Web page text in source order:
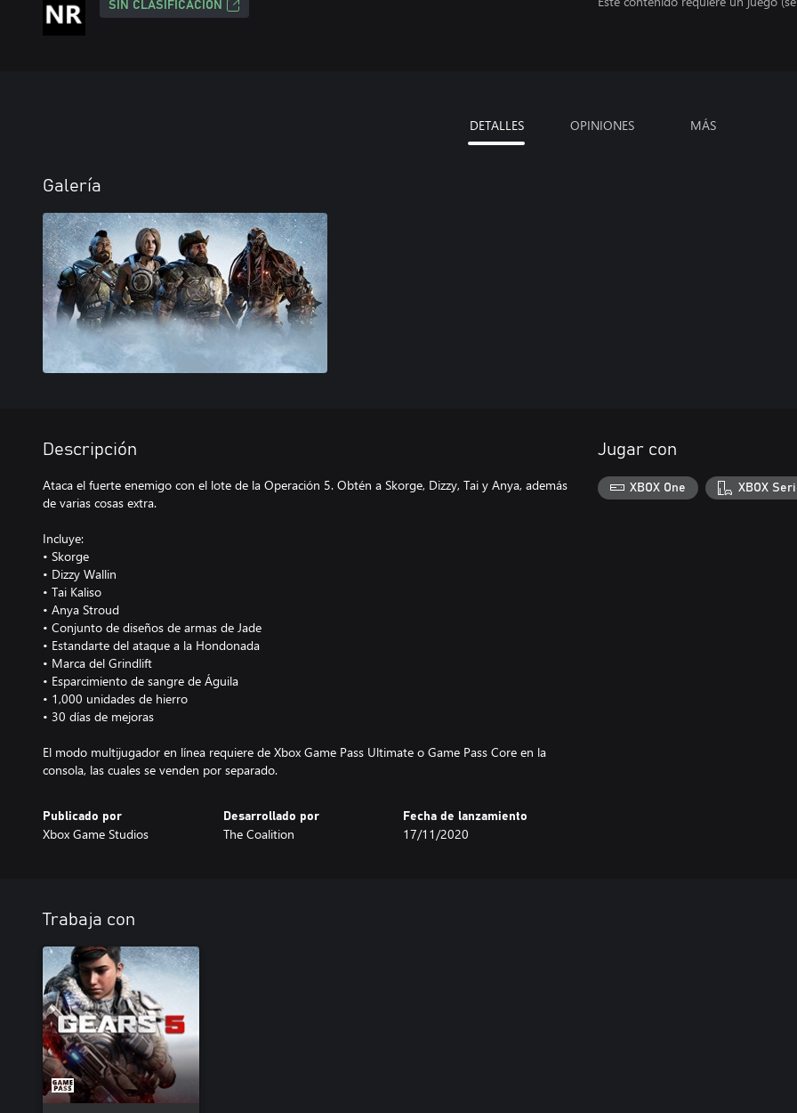
SIN CLASIFICACIÓN
DETALLES OPINIONES MÁS
Galería
Descripción
Ataca el fuerte enemigo con el lote de la Operación 5. Obtén a Skorge, Dizzy, Tai y Anya, además
de varias cosas extra.
Incluye:
• Skorge
• Dizzy Wallin
• Tai Kaliso
• Anya Stroud
• Conjunto de diseños de armas de Jade
• Estandarte del ataque a la Hondonada
• Marca del Grindlift
• Esparcimiento de sangre de Águila
• 1,000 unidades de hierro
• 30 días de mejoras
El modo multijugador en línea requiere de Xbox Game Pass Ultimate o Game Pass Core en la
consola, las cuales se venden por separado.
Publicado por
Xbox Game Studios
Desarrollado por
The Coalition
Fecha de lanzamiento
17/11/2020
Jugar con
XBOX One XBOX
Trabaja con